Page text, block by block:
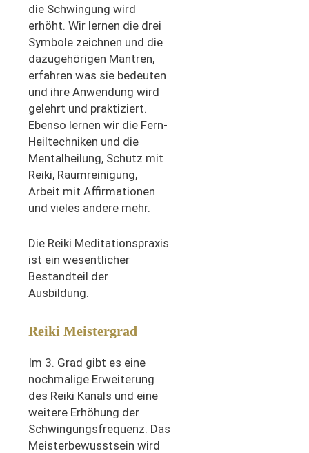
die Schwingung wird
erhöht. Wir lernen die drei
Symbole zeichnen und die
dazugehörigen Mantren,
erfahren was sie bedeuten
und ihre Anwendung wird
gelehrt und praktiziert.
Ebenso lernen wir die Fern-
Heiltechniken und die
Mentalheilung, Schutz mit
Reiki, Raumreinigung,
Arbeit mit Affirmationen
und vieles andere mehr.
Die Reiki Meditationspraxis
ist ein wesentlicher
Bestandteil der
Ausbildung.
Reiki Meistergrad
Im 3. Grad gibt es eine
nochmalige Erweiterung
des Reiki Kanals und eine
weitere Erhöhung der
Schwingungsfrequenz. Das
Meisterbewusstsein wird